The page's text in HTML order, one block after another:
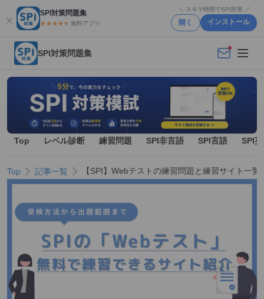
SPI対策問題集
★★★★★★ 無料アプリ
＼ スキマ時間でSPI対策 ／
開く インストール
SPI対策問題集
Top レベル診断 練習問題 SPI非言語 SPI言語 SPI
Top 記事一覧 【SPI】Webテストの練習問題と練習サイト一